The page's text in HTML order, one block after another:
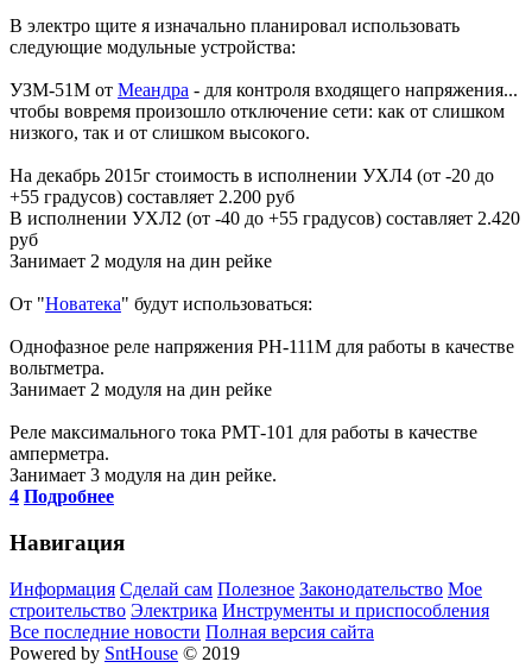
В электро щите я изначально планировал использовать
следующие модульные устройства:
УЗМ-51М от Меандра - для контроля входящего напряжения...
чтобы вовремя произошло отключение сети: как от слишком
низкого, так и от слишком высокого.
На декабрь 2015г стоимость в исполнении УХЛ4 (от -20 до
+55 градусов) составляет 2.200 руб
В исполнении УХЛ2 (от -40 до +55 градусов) составляет 2.420
руб
Занимает 2 модуля на дин рейке
От "Новатека" будут использоваться:
Однофазное реле напряжения РН-111М для работы в качестве
вольтметра.
Занимает 2 модуля на дин рейке
Реле максимального тока РМТ-101 для работы в качестве
амперметра.
Занимает 3 модуля на дин рейке.
4 Подробнее
Навигация
Информация Сделай сам Полезное Законодательство Мое
строительство Электрика Инструменты и приспособления
Все последние новости Полная версия сайта
Powered by SntHouse © 2019